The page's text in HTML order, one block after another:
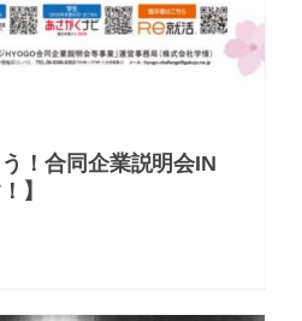
！合同企業説明会IN
】